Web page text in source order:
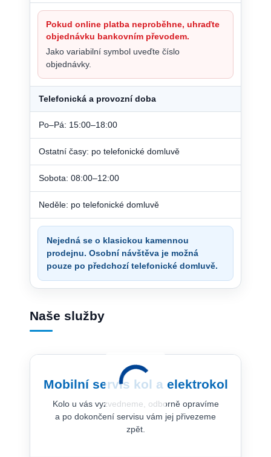
Pokud online platba neproběhne, uhraďte
objednávku bankovním převodem.
Jako variabilní symbol uveďte číslo
objednávky.
Telefonická a provozní doba
Po–Pá: 15:00–18:00
Ostatní časy: po telefonické domluvě
Sobota: 08:00–12:00
Neděle: po telefonické domluvě
Nejedná se o klasickou kamennou
prodejnu. Osobní návštěva je možná
pouze po předchozí telefonické domluvě.
Naše služby
Mobilní servis kol a elektrokol
Kolo u vás vyzvedneme, odborně opravíme
a po dokončení servisu vám jej přivezeme
zpět.